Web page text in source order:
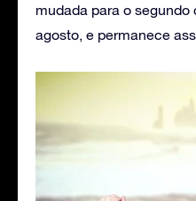
mudada para o segundo
agosto, e permanece